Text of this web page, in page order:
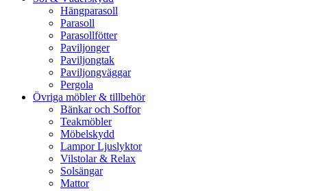
Hängparasoll
Parasoll
Parasollfötter
Paviljonger
Paviljongtak
Paviljongväggar
Pergola
Övriga möbler & tillbehör
Bänkar och Soffor
Teakmöbler
Möbelskydd
Lampor Ljuslyktor
Vilstolar & Relax
Solsängar
Mattor